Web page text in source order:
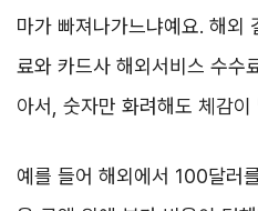
마가 빠져나가느냐예요. 해외
료와 카드사 해외서비스 수수
아서, 숫자만 화려해도 체감
예를 들어 해외에서 100달러